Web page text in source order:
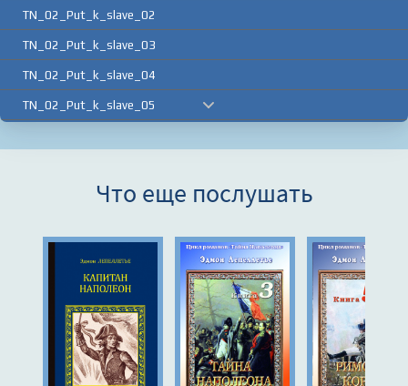
TN_02_Put_k_slave_02
TN_02_Put_k_slave_03
TN_02_Put_k_slave_04
TN_02_Put_k_slave_05
TN_02_Put_k_slave_08
TN_02_Put_k_slave_10
TN_02_Put_k_slave_11
TN_02_Put_k_slave_12
TN_02_Put_k_slave_13
TN_02_Put_k_slave_14
Что еще послушать